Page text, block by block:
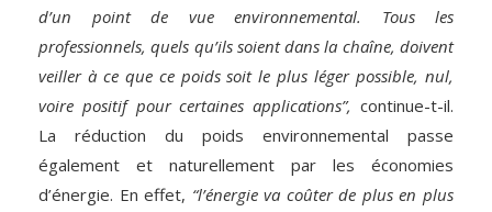
d’un point de vue environnemental. Tous les
professionnels, quels qu’ils soient dans la chaîne, doivent
veiller à ce que ce poids soit le plus léger possible, nul,
voire positif pour certaines applications”, continue-t-il.
La réduction du poids environnemental passe
également et naturellement par les économies
d’énergie. En effet, “l’énergie va coûter de plus en plus